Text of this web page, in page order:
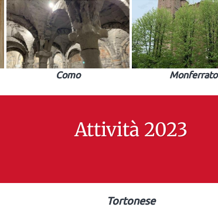
Como Monferrato
Attività 2023
Tortonese